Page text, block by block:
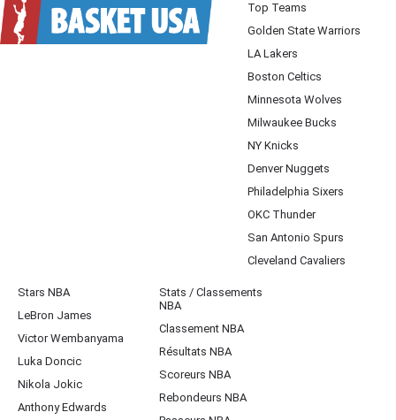
Top Teams
Golden State Warriors
LA Lakers
Boston Celtics
Minnesota Wolves
Milwaukee Bucks
NY Knicks
Denver Nuggets
Philadelphia Sixers
OKC Thunder
San Antonio Spurs
Cleveland Cavaliers
Stars NBA
LeBron James
Victor Wembanyama
Luka Doncic
Nikola Jokic
Anthony Edwards
Stats / Classements
NBA
Classement NBA
Résultats NBA
Scoreurs NBA
Rebondeurs NBA